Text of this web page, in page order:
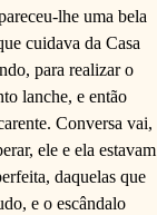
lhe uma bela
cuidava da Casa
para realizar o
lanche, e então
Conversa vai,
ele e ela estavam
daquelas que
e o escândalo